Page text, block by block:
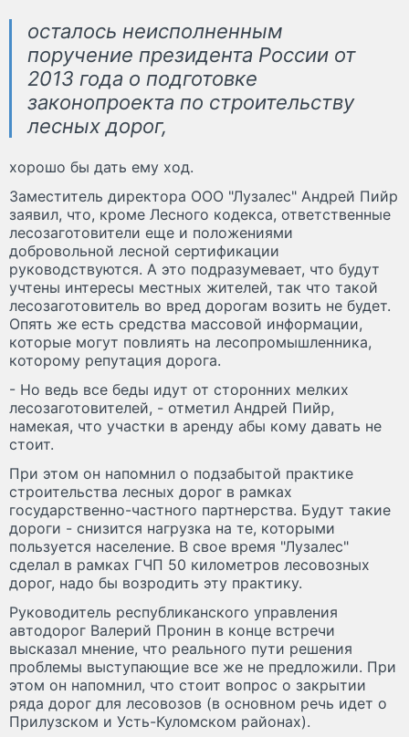
осталось неисполненным
поручение президента России от
2013 года о подготовке
законопроекта по строительству
лесных дорог,
хорошо бы дать ему ход.
Заместитель директора ООО "Лузалес" Андрей Пийр
заявил, что, кроме Лесного кодекса, ответственные
лесозаготовители еще и положениями
добровольной лесной сертификации
руководствуются. А это подразумевает, что будут
учтены интересы местных жителей, так что такой
лесозаготовитель во вред дорогам возить не будет.
Опять же есть средства массовой информации,
которые могут повлиять на лесопромышленника,
которому репутация дорога.
- Но ведь все беды идут от сторонних мелких
лесозаготовителей, - отметил Андрей Пийр,
намекая, что участки в аренду абы кому давать не
стоит.
При этом он напомнил о подзабытой практике
строительства лесных дорог в рамках
государственно-частного партнерства. Будут такие
дороги - снизится нагрузка на те, которыми
пользуется население. В свое время "Лузалес"
сделал в рамках ГЧП 50 километров лесовозных
дорог, надо бы возродить эту практику.
Руководитель республиканского управления
автодорог Валерий Пронин в конце встречи
высказал мнение, что реального пути решения
проблемы выступающие все же не предложили. При
этом он напомнил, что стоит вопрос о закрытии
ряда дорог для лесовозов (в основном речь идет о
Прилузском и Усть-Куломском районах).